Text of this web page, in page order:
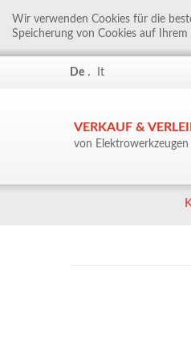
Wir verwenden Cookies für die
Speicherung von Cookies auf
De . It
VERKAUF &
von Elektrowerkzeugen